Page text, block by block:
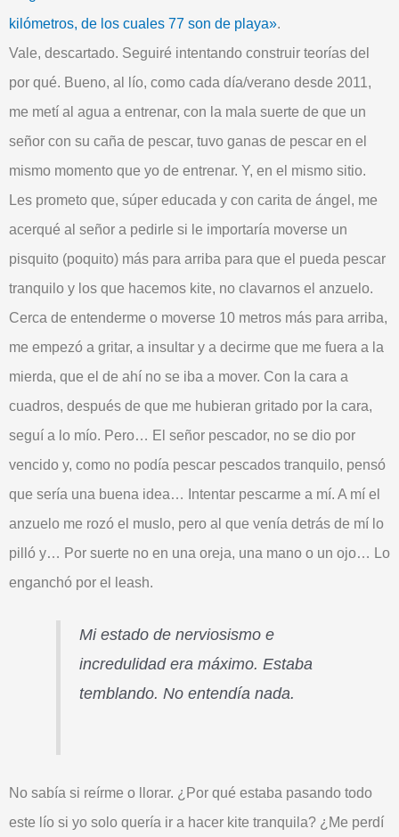
kilómetros, de los cuales 77 son de playa».
Vale, descartado. Seguiré intentando construir teorías del
por qué. Bueno, al lío, como cada día/verano desde 2011,
me metí al agua a entrenar, con la mala suerte de que un
señor con su caña de pescar, tuvo ganas de pescar en el
mismo momento que yo de entrenar. Y, en el mismo sitio.
Les prometo que, súper educada y con carita de ángel, me
acerqué al señor a pedirle si le importaría moverse un
pisquito (poquito) más para arriba para que el pueda pescar
tranquilo y los que hacemos kite, no clavarnos el anzuelo.
Cerca de entenderme o moverse 10 metros más para arriba,
me empezó a gritar, a insultar y a decirme que me fuera a la
mierda, que el de ahí no se iba a mover. Con la cara a
cuadros, después de que me hubieran gritado por la cara,
seguí a lo mío. Pero… El señor pescador, no se dio por
vencido y, como no podía pescar pescados tranquilo, pensó
que sería una buena idea…
Intentar pescarme a mí. A mí el
anzuelo me rozó el muslo, pero al que venía detrás de mí lo
pilló y… Por suerte no en una oreja, una mano o un ojo… Lo
enganchó por el leash.
Mi estado de nerviosismo e
incredulidad era máximo. Estaba
temblando. No entendía nada.
No sabía si reírme o llorar. ¿Por qué estaba pasando todo
este lío si yo solo quería ir a hacer kite tranquila? ¿Me perdí